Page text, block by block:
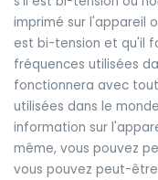
imprimé sur l'appareil
est bi-tension et qu'il
fréquences utilisées
fonctionnera avec
utilisées dans le
information sur
même, vous pouvez
vous pouvez peut-